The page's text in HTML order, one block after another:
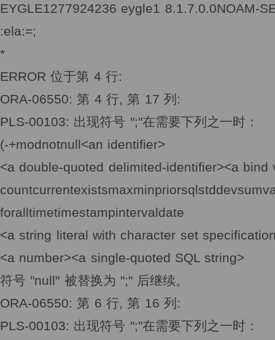
EYGLE1277924236 eygle1 8.1.7.0.0NOAM-
:ela:=;
*
ERROR 位于第 4 行:
ORA-06550: 第 4 行, 第 17 列:
PLS-00103: 出现符号 ";"在需要下列之一时：
(-+modnotnull<an identifier>
<a double-quoted delimited-identifier><a bind
foralltimetimestampintervaldate
<a string literal with character set
<a number><a single-quoted SQL string>
符号 "null" 被替换为 ";" 后继续。
ORA-06550: 第 6 行, 第 16 列:
PLS-00103: 出现符号 ";"在需要下列之一时：